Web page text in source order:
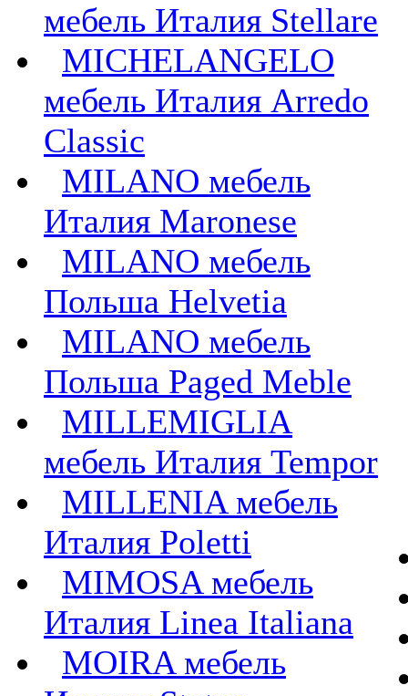
мебель Италия Stellare
MICHELANGELO
мебель Италия Arredo
Classic
MILANO мебель
Италия Maronese
MILANO мебель
Польша Helvetia
MILANO мебель
Польша Paged Meble
MILLEMIGLIA
мебель Италия Tempor
MILLENIA мебель
Италия Poletti
MIMOSA мебель
Италия Linea Italiana
MOIRA мебель